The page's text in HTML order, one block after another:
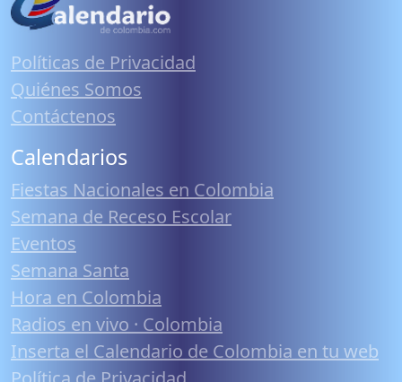
Políticas de Privacidad
Quiénes Somos
Contáctenos
Calendarios
Fiestas Nacionales en Colombia
Semana de Receso Escolar
Eventos
Semana Santa
Hora en Colombia
Radios en vivo · Colombia
Inserta el Calendario de Colombia en tu web